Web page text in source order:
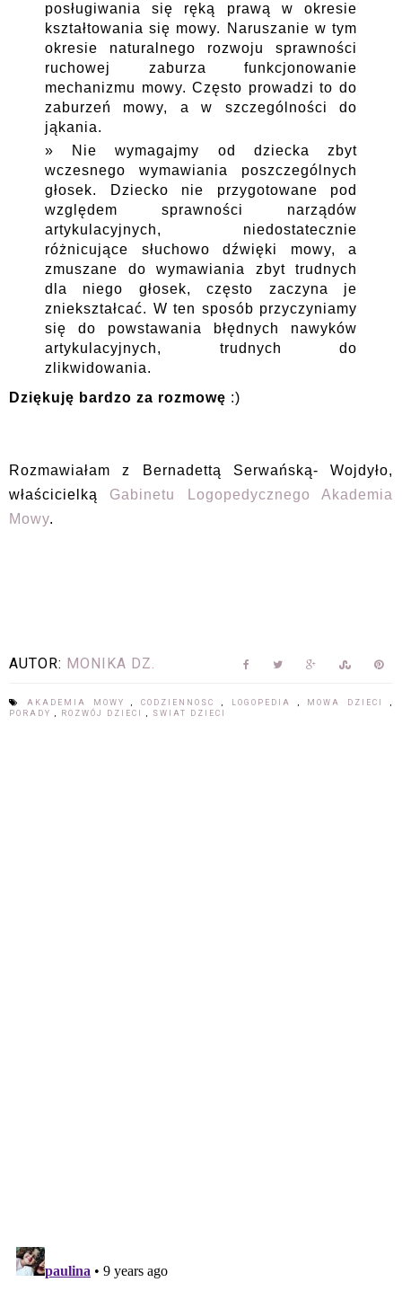
posługiwania się ręką prawą w okresie
kształtowania się mowy. Naruszanie w tym
okresie naturalnego rozwoju sprawności
ruchowej zaburza funkcjonowanie
mechanizmu mowy. Często prowadzi to do
zaburzeń mowy, a w szczególności do
jąkania.
Nie wymagajmy od dziecka zbyt
wczesnego wymawiania poszczególnych
głosek. Dziecko nie przygotowane pod
względem sprawności narządów
artykulacyjnych, niedostatecznie
różnicujące słuchowo dźwięki mowy, a
zmuszane do wymawiania zbyt trudnych
dla niego głosek, często zaczyna je
zniekształcać. W ten sposób przyczyniamy
się do powstawania błędnych nawyków
artykulacyjnych, trudnych do
zlikwidowania.
Dziękuję bardzo za rozmowę :)
Rozmawiałam z Bernadettą Serwańską- Wojdyło,
właścicielką Gabinetu Logopedycznego Akademia
Mowy.
AUTOR: MONIKA DZ.
AKADEMIA MOWY,CODZIENNOSC, LOGOPEDIA , MOWA DZIECI,
PORADY , ROZWÓJ DZIECI , SWIAT DZIECI